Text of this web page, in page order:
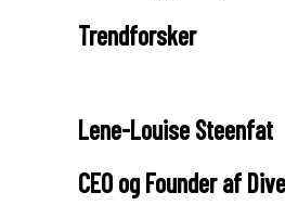
Trendforsker
Lene-Louise Steenfat
CEO og Founder af